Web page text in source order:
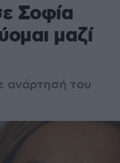
Σοφία
μαζί
ανάρτησή του